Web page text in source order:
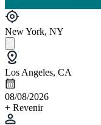
New York, NY
Los Angeles, CA
08/08/2026
+ Revenir